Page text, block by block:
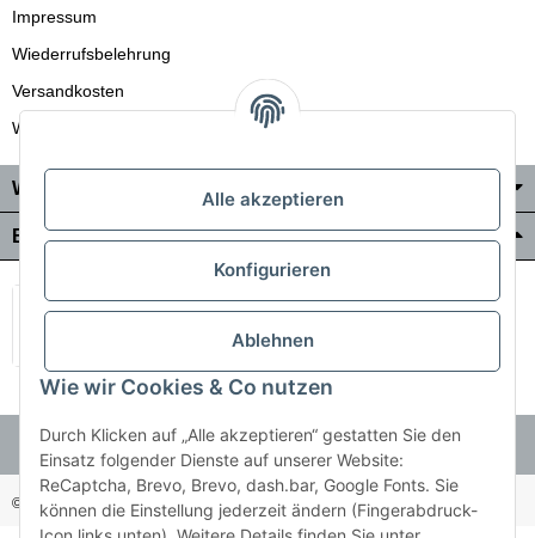
Impressum
Wiederrufsbelehrung
Versandkosten
Wir liefern auch in die Schweiz
Wo Sie uns finden
Bezahlung & Versand
© Holzner-Trading GmbH&Co KG Besucherzähler: 3514499
Alle akzeptieren
Konfigurieren
Ablehnen
Wie wir Cookies & Co nutzen
Durch Klicken auf „Alle akzeptieren“ gestatten Sie den
Einsatz folgender Dienste auf unserer Website:
ReCaptcha, Brevo, Brevo, dash.bar, Google Fonts. Sie
können die Einstellung jederzeit ändern (Fingerabdruck-